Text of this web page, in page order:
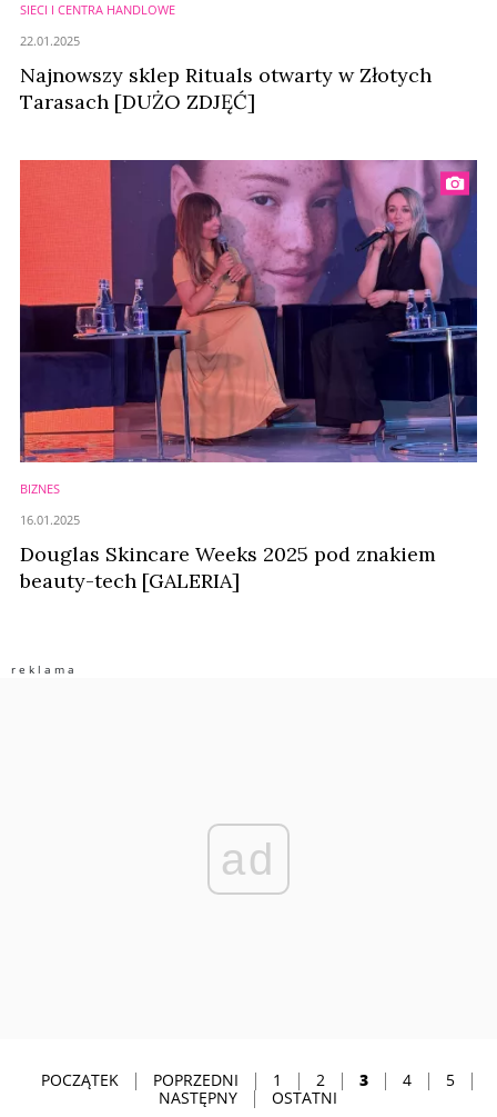
SIECI I CENTRA HANDLOWE
Najnowszy sklep Rituals otwarty w Złotych
Tarasach [DUŻO ZDJĘĆ]
22.01.2025
BIZNES
Douglas Skincare Weeks 2025 pod znakiem
beauty-tech [GALERIA]
16.01.2025
ad
POCZĄTEK POPRZEDNI 1 2 3 4
5
NASTĘPNY
OSTATNI